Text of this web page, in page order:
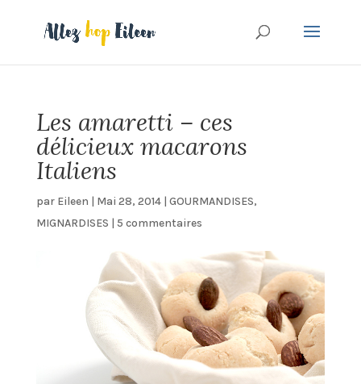
Les amaretti – ces
délicieux macarons
Italiens
par Eileen | Mai 28, 2014| GOURMANDISES,
MIGNARDISES | 5 commentaires